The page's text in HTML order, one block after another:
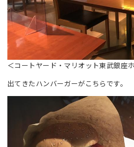
＜コートヤード・マリオット東武銀座
出てきたハンバーガーがこちらです。